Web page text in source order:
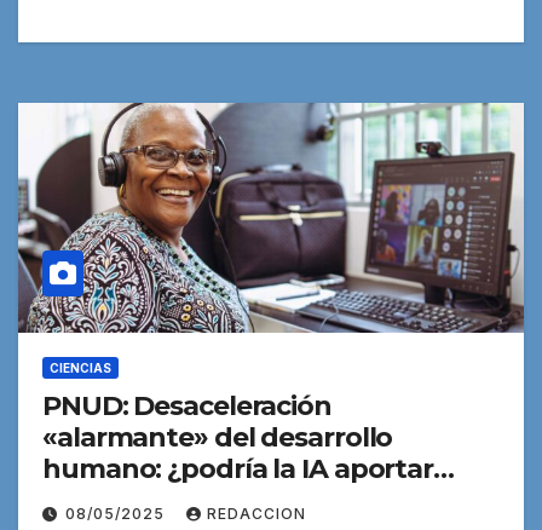
CIENCIAS
PNUD: Desaceleración
«alarmante» del desarrollo
humano: ¿podría la IA aportar
respuestas?
08/05/2025 REDACCION